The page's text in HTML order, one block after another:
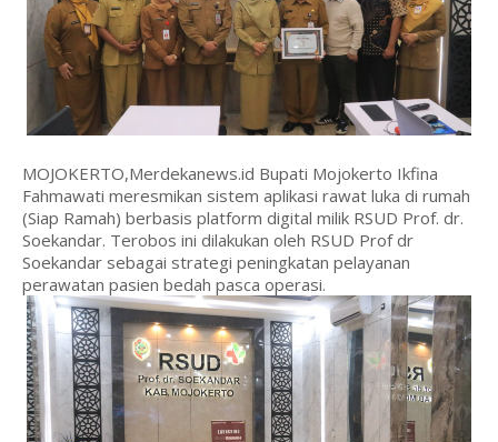
MOJOKERTO,Merdekanews.id Bupati Mojokerto Ikfina
Fahmawati meresmikan sistem aplikasi rawat luka di rumah
(Siap Ramah) berbasis platform digital milik RSUD Prof. dr.
Soekandar. Terobos ini dilakukan oleh RSUD Prof dr
Soekandar sebagai strategi peningkatan pelayanan
perawatan pasien bedah pasca operasi.